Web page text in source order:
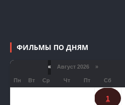
ФИЛЬМЫ ПО ДНЯМ
« Август 2026 »
Пн Вт Ср Чт Пт Сб
1